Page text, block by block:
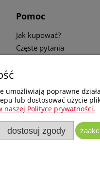
Pomoc
Jak kupować?
Częste pytania
Narzędzi i
umożliwiają poprawne
lub dostosować użycie
naszej Polityce prywatności.
dostosuj zgody